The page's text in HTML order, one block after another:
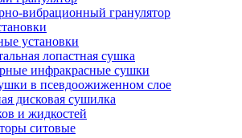
вибрационный гранулятор
установки
лопастная сушка
инфракрасные сушки
в псевдоожиженном слое
дисковая сушилка
и жидкостей
ситовые